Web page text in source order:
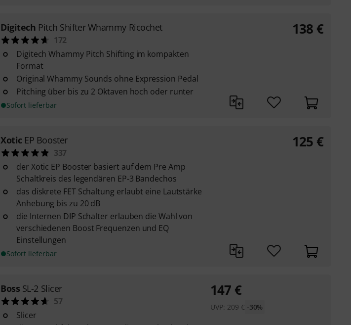
Digitech Pitch Shifter Whammy Ricochet
172
Digitech Whammy Pitch Shifting im kompakten
Format
Original Whammy Sounds ohne Expression Pedal
Pitching über bis zu 2 Oktaven hoch oder runter
Sofort lieferbar
138 €
Xotic EP Booster
337
der Xotic EP Booster basiert auf dem Pre Amp
Schaltkreis des legendären EP-3 Bandechos
das diskrete FET Schaltung erlaubt eine Lautstärke
Anhebung bis zu 20 dB
die Internen DIP Schalter erlauben die Wahl von
verschiedenen Boost Frequenzen und EQ
Einstellungen
Sofort lieferbar
125 €
Boss SL-2 Slicer
57
Slicer
147 €
UVP: 209 € -30%